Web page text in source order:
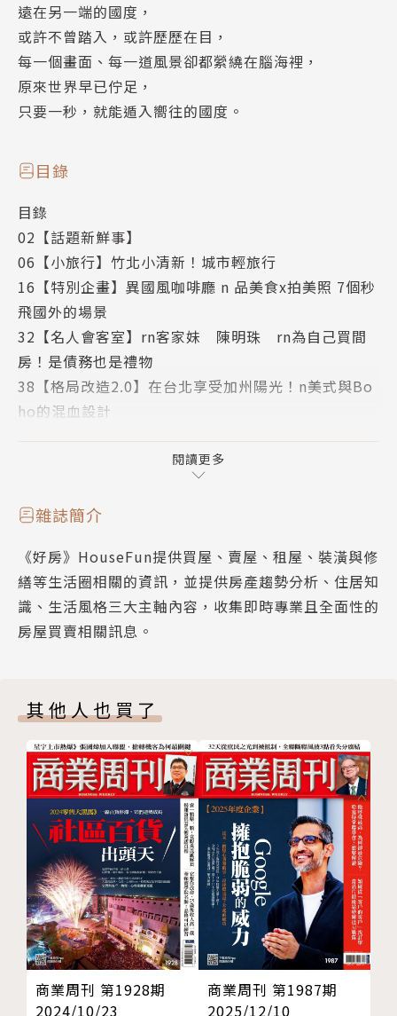
遠在另一端的國度，
或許不曾踏入，或許歷歷在目，
每一個畫面、每一道風景卻都縈繞在腦海裡，
原來世界早已佇足，
只要一秒，就能遁入嚮往的國度。
目錄
目錄
02【話題新鮮事】
06【小旅行】竹北小清新！城市輕旅行
16【特別企畫】異國風咖啡廳 n 品美食x拍美照 7個秒
飛國外的場景
32【名人會客室】rn客家妹 陳明珠 rn為自己買間
房！是債務也是禮物
38【格局改造2.0】在台北享受加州陽光！n美式與Bo
ho的混血設計
46【房產小學堂】n預售屋賞屋大小事 n8大細節你
注意到了嗎？
區報馬仔
54【開運大補帖】rn窗戶風水常見禁忌與解方大公開
閱讀更多
雜誌簡介
《好房》HouseFun提供買屋、賣屋、租屋、裝潢與修
繕等生活圈相關的資訊，並提供房產趨勢分析、住居知
識、生活風格三大主軸內容，收集即時專業且全面性的
房屋買賣相關訊息。
其他人也買了
商業周刊 第1928期
2024/10/23
商業周刊 第1987期
2025/12/10